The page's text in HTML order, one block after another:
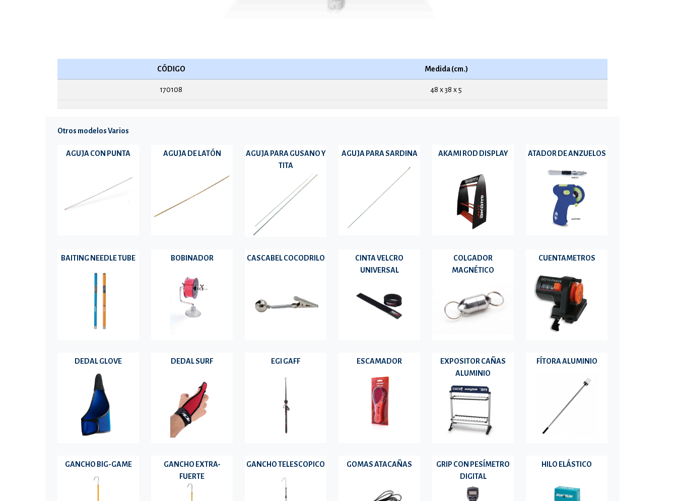
CÓDIGO Medida (cm.)
170108 48 x 38 x 5
Otros modelos Varios
AGUJA CON PUNTA AGUJA DE LATÓN
AGUJA PARA GUSANO Y
TITA
AGUJA PARA SARDINA AKAMI ROD DISPLAY ATADOR DE ANZUELOS
BAITING NEEDLE TUBE BOBINADOR CASCABEL COCODRILO
CINTA VELCRO
UNIVERSAL
COLGADOR
MAGNÉTICO
CUENTAMETROS
DEDAL GLOVE DEDAL SURF EGI GAFF ESCAMADOR
EXPOSITOR CAÑAS
ALUMINIO
FÍTORA ALUMINIO
GANCHO BIG-GAME
GANCHO EXTRA-
FUERTE
GANCHO TELESCOPICO GOMAS ATACAÑAS
GRIP CON PESÍMETRO
DIGITAL
HILO ELÁSTICO